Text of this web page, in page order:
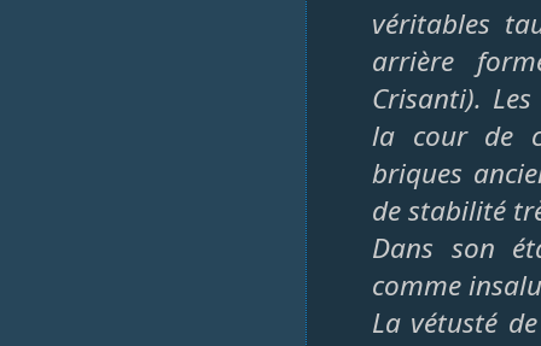
véritables
arrière
Crisanti).
la cour de
briques
de stabilité
Dans son
comme
La vétusté